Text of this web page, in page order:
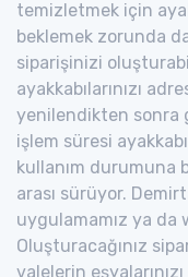
temizletmek için
beklemek zorunda
siparişinizi
ayakkabılarınızı
yenilendikten sonra
işlem süresi
kullanım durumuna
arası sürüyor.
uygulamamız ya
Oluşturacağınız
valelerin